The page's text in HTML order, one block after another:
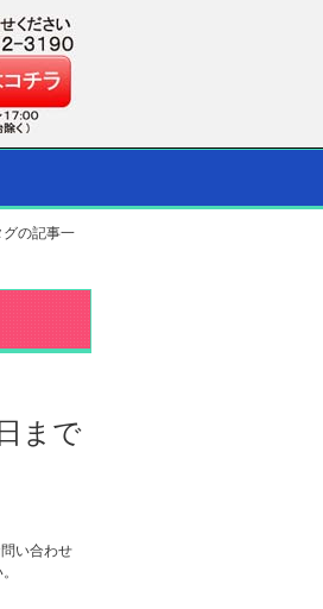
グの記事一
まで
い合わせ